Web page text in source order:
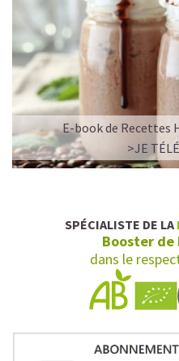
E-book de Recettes
>JE
SPÉCIALISTE DE LA
Booster de
dans le